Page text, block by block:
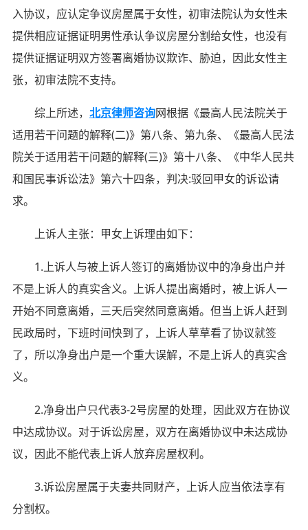
入协议，应认定争议房屋属于女性，初审法院认为女性未
提供相应证据证明男性承认争议房屋分割给女性，也没有
提供证据证明双方签署离婚协议欺诈、胁迫，因此女性主
张，初审法院不支持。
综上所述， 北京律师咨询网根据《最高人民法院关于
适用若干问题的解释(二)》第八条、第九条、《最高人民法
院关于适用若干问题的解释(三)》第十八条、《中华人民共
和国民事诉讼法》第六十四条，判决:驳回甲女的诉讼请
求。
上诉人主张：甲女上诉理由如下：
1.上诉人与被上诉人签订的离婚协议中的净身出户并
不是上诉人的真实含义。上诉人提出离婚时，被上诉人一
开始不同意离婚，三天后突然同意离婚。但当上诉人赶到
民政局时，下班时间快到了，上诉人草草看了协议就签
了，所以净身出户是一个重大误解，不是上诉人的真实含
义。
2.净身出户只代表3-2号房屋的处理，因此双方在协议
中达成协议。对于诉讼房屋，双方在离婚协议中未达成协
议，因此不能代表上诉人放弃房屋权利。
3.诉讼房屋属于夫妻共同财产，上诉人应当依法享有
分割权。